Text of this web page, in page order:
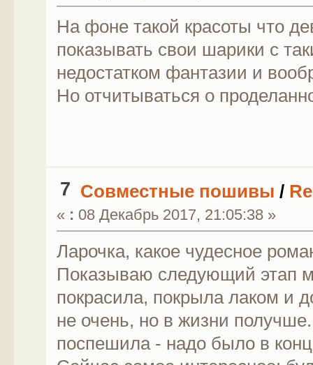
На фоне такой красоты что
показывать свои шарики с
недостатком фантазии и
Но отчитываться о
7 Совместные пошивы /
« : 08 Декабрь 2017, 21:05:38 »
Ларочка, какое чудесное
Показываю следующий этап
покрасила, покрыла лаком и
не очень, но в жизни
поспешила - надо было в